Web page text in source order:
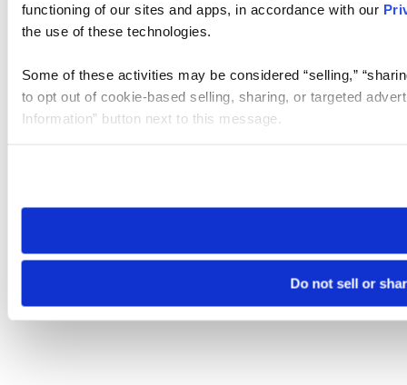
functioning of our sites and apps, in accordance with our
the use of these technologies.
Some of these activities may be considered “selling,”
to opt out of cookie-based selling, sharing, or targeted
Information” button next to this message.
need to be set again.
Do not sell or